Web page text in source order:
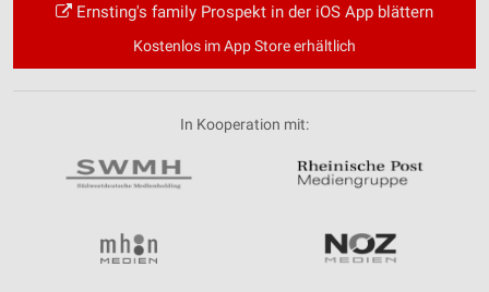
Ernsting's family Prospekt in der iOS App blättern
Kostenlos im App Store erhältlich
In Kooperation mit: